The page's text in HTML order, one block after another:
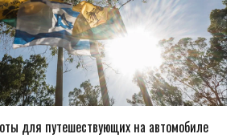
для путешествующих на автомобиле